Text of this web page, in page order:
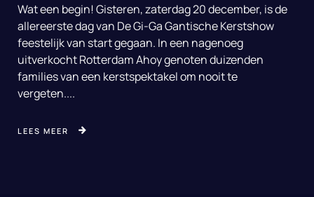
Wat een begin! Gisteren, zaterdag 20 december, is de
allereerste dag van De Gi-Ga Gantische Kerstshow
feestelijk van start gegaan. In een nagenoeg
uitverkocht Rotterdam Ahoy genoten duizenden
families van een kerstspektakel om nooit te
vergeten....
LEES MEER